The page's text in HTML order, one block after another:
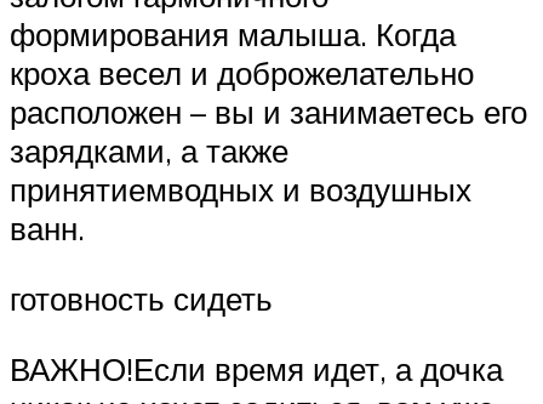
формирования малыша. Когда
кроха весел и доброжелательно
расположен – вы и занимаетесь его
зарядками, а также
принятиемводных и воздушных
ванн.
готовность сидеть
ВАЖНО!Если время идет, а дочка